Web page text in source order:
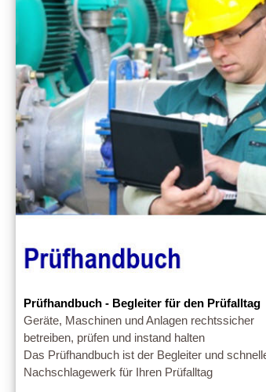
Prüfhandbuch - Begleiter für den Prüfalltag
Geräte, Maschinen und Anlagen rechtssicher
betreiben, prüfen und instand halten
Das Prüfhandbuch ist der Begleiter und
Nachschlagewerk für Ihren Prüfalltag